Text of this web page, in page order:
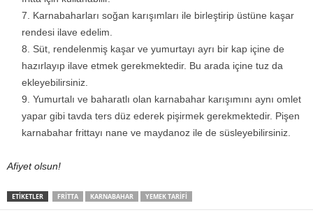
Karnabaharları soğan karışımları ile birleştirip üstüne kaşar
rendesi ilave edelim.
Süt, rendelenmiş kaşar ve yumurtayı ayrı bir kap içine de
hazırlayıp ilave etmek gerekmektedir. Bu arada içine tuz da
ekleyebilirsiniz.
Yumurtalı ve baharatlı olan karnabahar karışımını aynı omlet
yapar gibi tavda ters düz ederek pişirmek gerekmektedir. Pişen
karnabahar frittayı nane ve maydanoz ile de süsleyebilirsiniz.
Afiyet olsun!
ETIKETLER FRITTA KARNABAHAR YEMEK TARIFI